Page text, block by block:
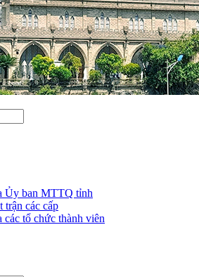
Ủy ban MTTQ tỉnh
trận các cấp
các tổ chức thành viên